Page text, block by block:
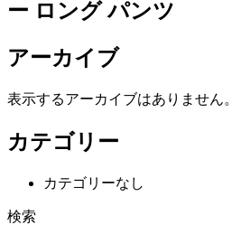
ー ロング パンツ
アーカイブ
表示するアーカイブはありません。
カテゴリー
カテゴリーなし
検索